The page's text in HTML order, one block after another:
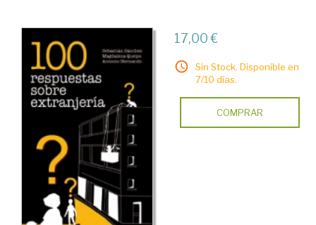
17,00 €
Sin Stock. Disponible en
7/10 días.
COMPRAR